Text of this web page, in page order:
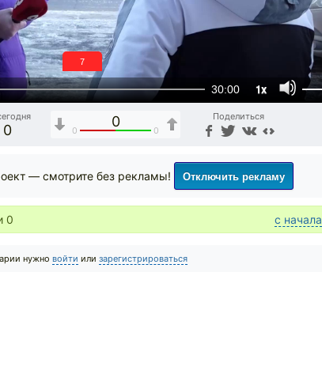
30:00 1x
6
0
0
0 0
Поделиться
— смотрите без рекламы! Отключить рекламу
0 с начала
нужно войти или зарегистрироваться